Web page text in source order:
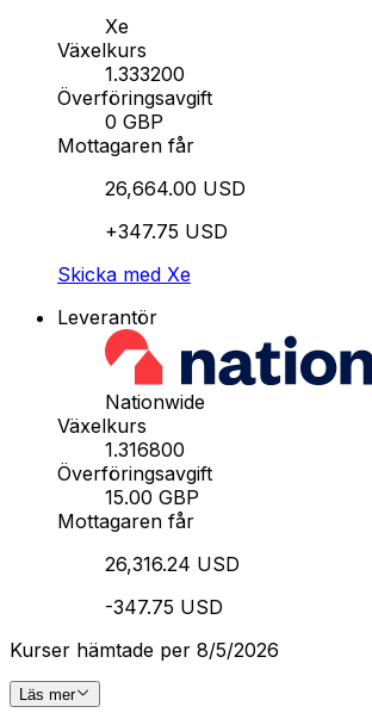
Xe
Växelkurs
1.333200
Överföringsavgift
0 GBP
Mottagaren får
26,664.00 USD
+347.75 USD
Skicka med Xe
Leverantör
Nationwide
Växelkurs
1.316800
Överföringsavgift
15.00 GBP
Mottagaren får
26,316.24 USD
-347.75 USD
Kurser hämtade per 8/5/2026
Läs mer